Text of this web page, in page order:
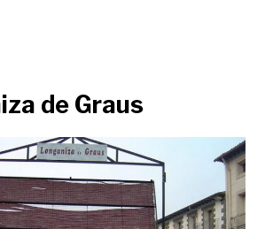
de Graus